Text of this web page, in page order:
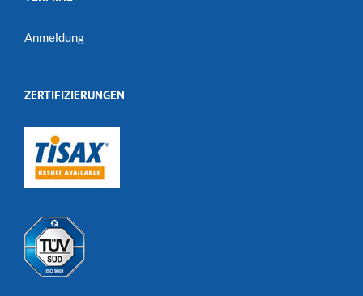
Anmeldung
ZERTIFIZIERUNGEN